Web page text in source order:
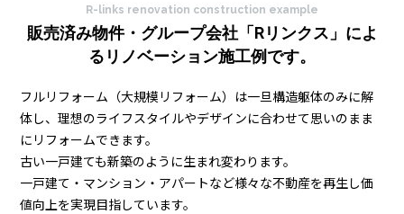
R-links renovation construction example
販売済み物件・グループ会社「Rリンクス」によ
る リノベーション施工例です。
フルリフォーム（大規模リフォーム）は一旦構造躯体のみに解
体し、理想のライフスタイルやデザインに合わせて思いのまま
にリフォームできます。
古い一戸建ても新築のように生まれ変わります。
一戸建て・マンション・アパートなど様々な不動産を再生し価
値向上を実現目指しています。